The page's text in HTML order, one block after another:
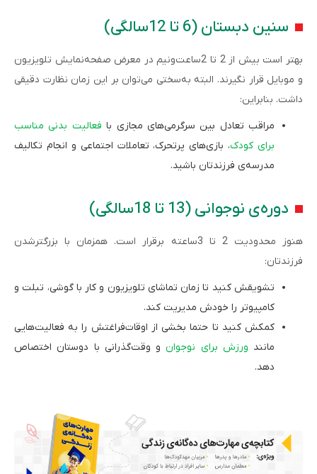
سنین دبستان (6 تا 12سالگی)
بهتر است بیش از 2 تا 2ساعت‌ونیم در معرض صفحه‌نمایش تلویزیون
و موبایل قرار نگیرند. البته به‌سختی می‌توان بر این زمان نظارت دقیقی
داشت. بنابراین:
مراقب تعادل بین سرگرمی‌های مجازی با فعالیت بدنی مناسب
برای کودک، بازی‌های پرتحرک، تعاملات اجتماعی و انجام تکالیف
مدرسه‌ی فرزندتان باشید.
دوره‌ی نوجوانی (13 تا 18سالگی)
هنوز محدودیت 2 تا 3ساعته برقرار است. همزمان با بزرگتر‌شدن
فرزندتان:
تشویقش کنید تا زمان تماشای تلویزیون و کار با گوشی، تبلت و
کامپیوتر را خودش مدیریت کند.
کمکش کنید تا حتما بخشی از اوقات‌فراغتش را به فعالیت‌هایی
مانند ورزش برای نوجوان و وقت‌گذرانی با دوستان اختصاص
دهد.